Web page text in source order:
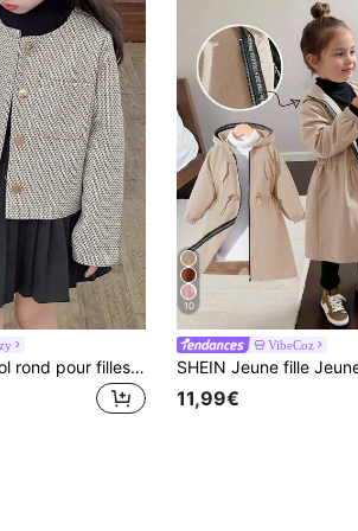
DAZY Veste col rond pour filles, vêtements d'automne pour jeunes filles
10
VibeCoz
11,99€